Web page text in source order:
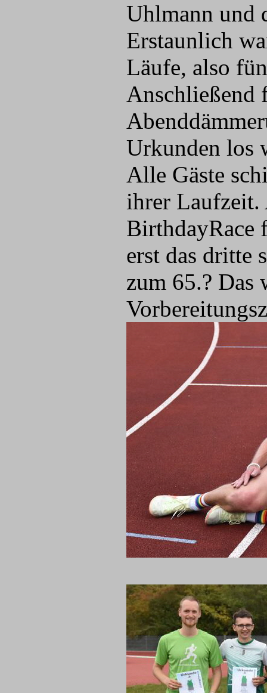
Uhlmann und
Erstaunlich
Läufe, also
Anschließend
Urkunden los
Alle Gäste
ihrer Laufzeit.
BirthdayRace
erst das dritte
zum 65.? Das